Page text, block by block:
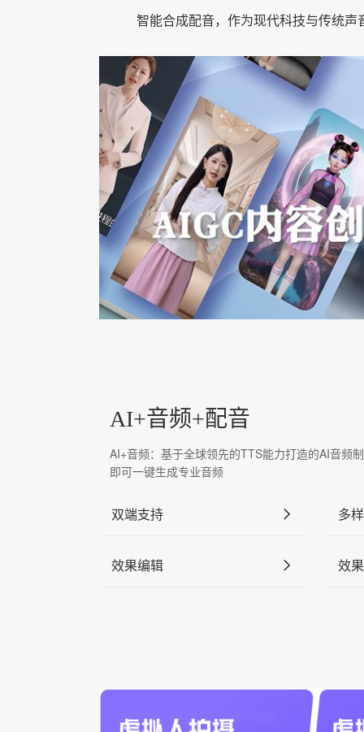
智能合成配音，作为现代科技与传统
AI+音频+配音
AI+音频：基于全球领先的TTS能力打造的AI音频
即可一键生成专业音频
双端支持 多
效果编辑 效